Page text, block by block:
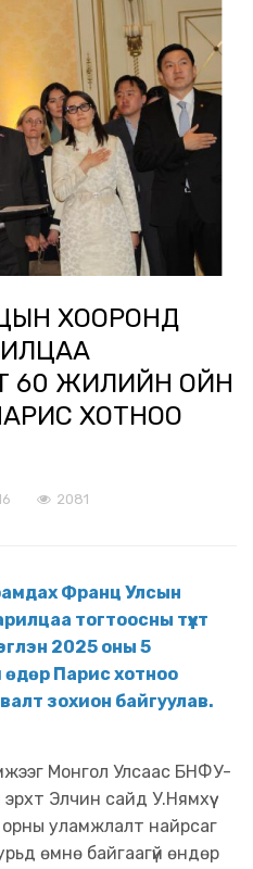
ХООРОНД
60 ЖИЛИЙН ОЙН
ХОТНОО
2081
Франц Улсын
тогтоосны түүхт
2025 оны 5
Парис хотноо
зохион байгуулав.
Монгол Улсаас БНФУ-
Элчин сайд У.Нямхүү
орны уламжлалт найрсаг
өмнө байгаагүй өндөр